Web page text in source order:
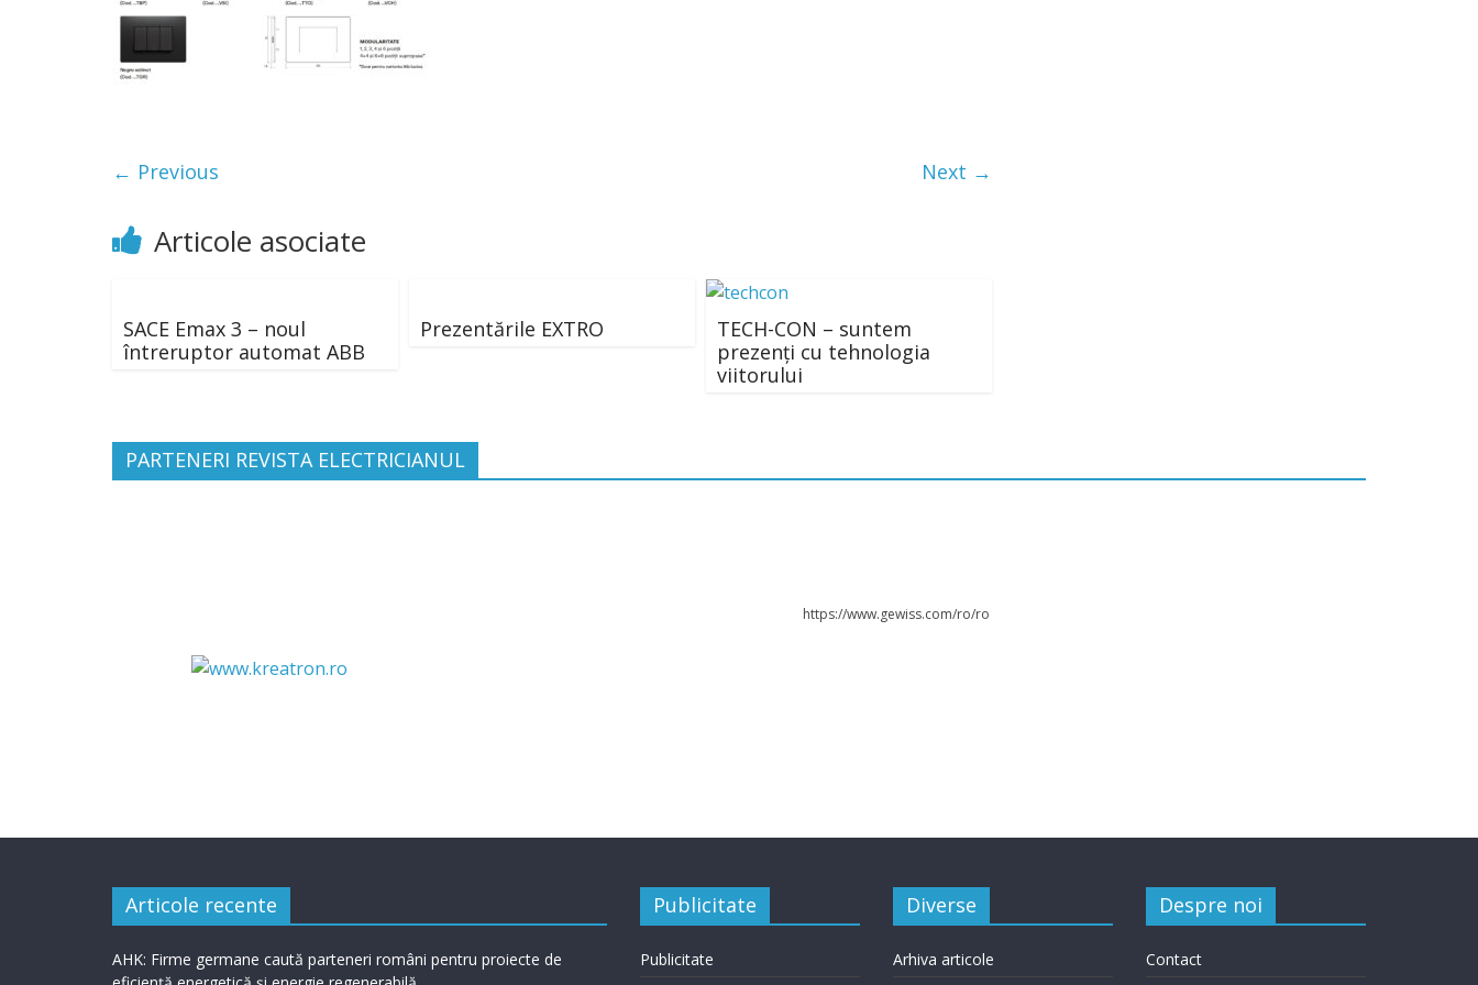
← Previous Next →
Articole asociate
SACE Emax 3 – noul
întreruptor automat ABB
Prezentările EXTRO
TECH-CON – suntem
prezenți cu tehnologia
viitorului
PARTENERI REVISTA ELECTRICIANUL
https://www.gewiss.com/ro/ro
Articole recente
AHK: Firme germane caută parteneri români pentru proiecte de
Publicitate
Publicitate
Diverse
Arhiva articole
Despre noi
Contact